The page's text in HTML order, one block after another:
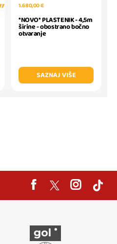
1.680,00 €
*NOVO* PLASTENIK - 4,5m
širine - obostrano bočno
otvaranje
SAZNAJ VIŠE